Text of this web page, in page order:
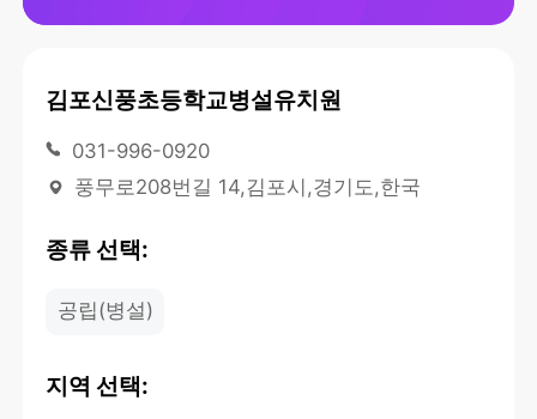
김포신풍초등학교병설유치원
031-996-0920
풍무로208번길 14,김포시,경기도,한국
종류 선택:
공립(병설)
지역 선택: